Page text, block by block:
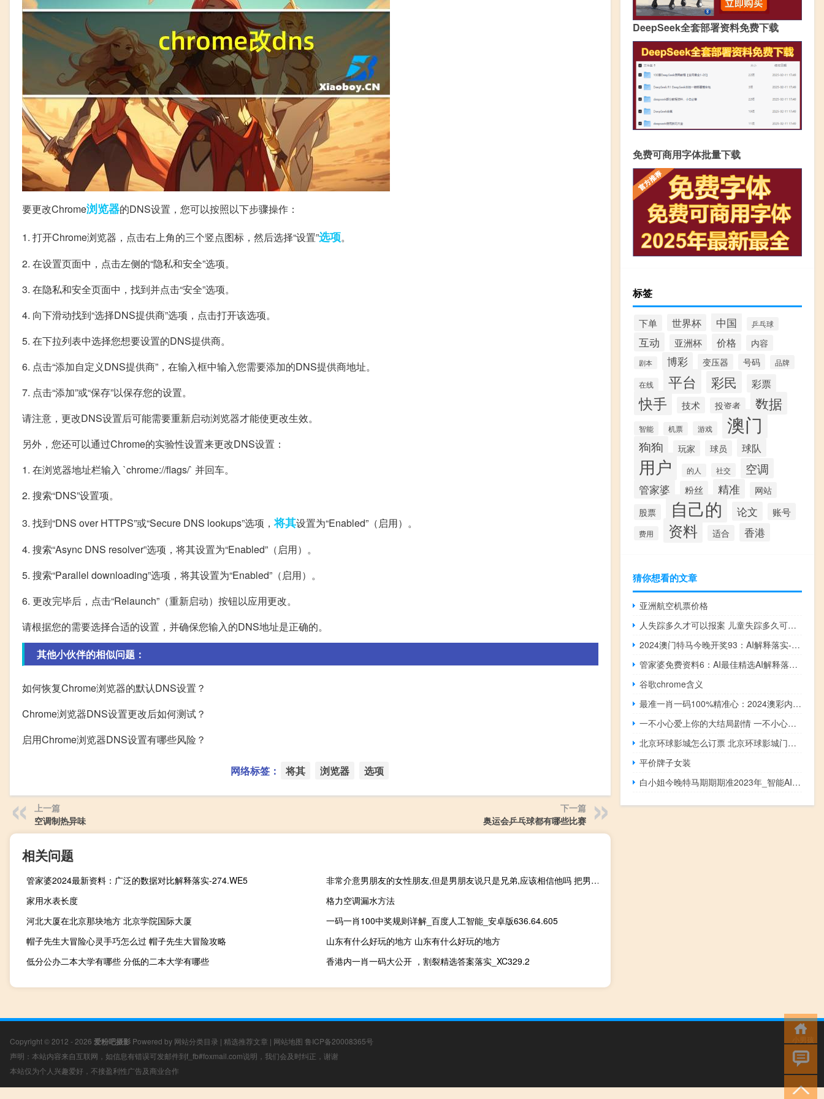
要更改Chrome浏览器的DNS设置，您可以按照以下步骤操作：
1. 打开Chrome浏览器，点击右上角的三个竖点图标，然后选择“设置”选项。
2. 在设置页面中，点击左侧的“隐私和安全”选项。
3. 在隐私和安全页面中，找到并点击“安全”选项。
4. 向下滑动找到“选择DNS提供商”选项，点击打开该选项。
5. 在下拉列表中选择您想要设置的DNS提供商。
6. 点击“添加自定义DNS提供商”，在输入框中输入您需要添加的DNS提供商地址。
7. 点击“添加”或“保存”以保存您的设置。
请注意，更改DNS设置后可能需要重新启动浏览器才能使更改生效。
另外，您还可以通过Chrome的实验性设置来更改DNS设置：
1. 在浏览器地址栏输入 `chrome://flags/` 并回车。
2. 搜索“DNS”设置项。
3. 找到“DNS over HTTPS”或“Secure DNS lookups”选项，将其设置为“Enabled”（启用）。
4. 搜索“Async DNS resolver”选项，将其设置为“Enabled”（启用）。
5. 搜索“Parallel downloading”选项，将其设置为“Enabled”（启用）。
6. 更改完毕后，点击“Relaunch”（重新启动）按钮以应用更改。
请根据您的需要选择合适的设置，并确保您输入的DNS地址是正确的。
其他小伙伴的相似问题：
如何恢复Chrome浏览器的默认DNS设置？
Chrome浏览器DNS设置更改后如何测试？
启用Chrome浏览器DNS设置有哪些风险？
网络标签： 将其 浏览器 选项
上一篇
空调制热异味
下一篇
奥运会乒乓球都有哪些比赛
相关问题
管家婆2024最新资料：广泛的数据对比解释落实-274.WE5
非常介意男朋友的女性朋友,但是男朋友说只是兄弟,应该相信他吗 把男朋友叫做普通朋友
家用水表长度
格力空调漏水方法
河北大厦在北京那块地方 北京学院国际大厦
一码一肖100中奖规则详解_百度人工智能_安卓版636.64.605
帽子先生大冒险心灵手巧怎么过 帽子先生大冒险攻略
山东有什么好玩的地方 山东有什么好玩的地方
低分公办二本大学有哪些 分低的二本大学有哪些
香港内一肖一码大公开 ，割裂精选答案落实_XC329.2
DeepSeek全套部署资料免费下载
免费可商用字体批量下载
标签
下单 世界杯 中国 乒乓球
互动 亚洲杯 价格 内容
剧本 博彩 变压器 号码 品牌
在线 平台 彩民 彩票
快手 技术 投资者 数据
智能 机票 游戏 澳门
狗狗 玩家 球员 球队
用户 的人 社交 空调
管家婆 粉丝 精准
网站
股票
自己的 论文 账号
费用 资料 适合 香港
猜你想看的文章
亚洲航空机票价格
人失踪多久才可以报案 儿童失踪多久可以报警
2024澳门特马今晚开奖93：AI解释落实-3241.CC.191
管家婆免费资料6：AI最佳精选AI解释落实-2634.3D.A552
谷歌chrome含义
最准一肖一码100%精准心：2024澳彩内部资料-通俗的解释落实-954.ISO.121
一不小心爱上你的大结局剧情 一不小心爱上你结局
北京环球影城怎么订票 北京环球影城门票价格
平价牌子女装
白小姐今晚特马期期期准2023年_智能AI深度解析_爱采购版v47.08.942
Copyright © 2012 - 2026 爱粉吧摄影 Powered by 网站分类目录 | 精选推荐文章 | 网站地图 鲁ICP备20008365号
声明：本站内容来自互联网，如信息有错误可发邮件到f_fb#foxmail.com说明，我们会及时纠正，谢谢
本站仅为个人兴趣爱好，不接盈利性广告及商业合作